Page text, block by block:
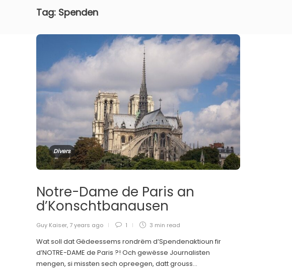
Tag: Spenden
Divers
Notre-Dame de Paris an
d’Konschtbanausen
Guy Kaiser, 7 years ago 1 3 min read
Wat soll dat Gëdeessems rondrëm d’Spendenaktioun fir
d’NOTRE-DAME de Paris ?! Och gewësse Journalisten
mengen, si missten sech opreegen, datt grouss...